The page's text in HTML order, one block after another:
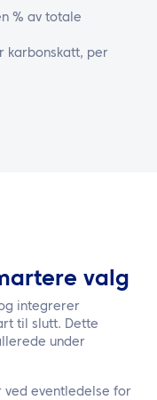
% av totale
karbonskatt, per
valg
integrerer
til slutt. Dette
under
ved eventledelse for